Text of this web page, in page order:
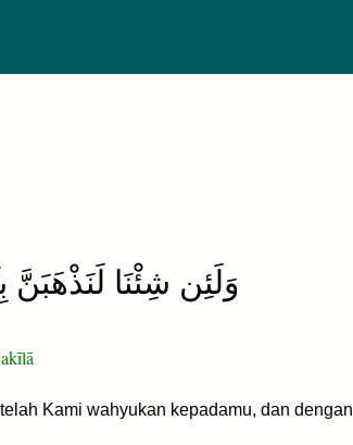
وَلَئِن شِئْنَا لَنَذْهَبَنَّ
Kami wahyukan kepadamu, dan dengan